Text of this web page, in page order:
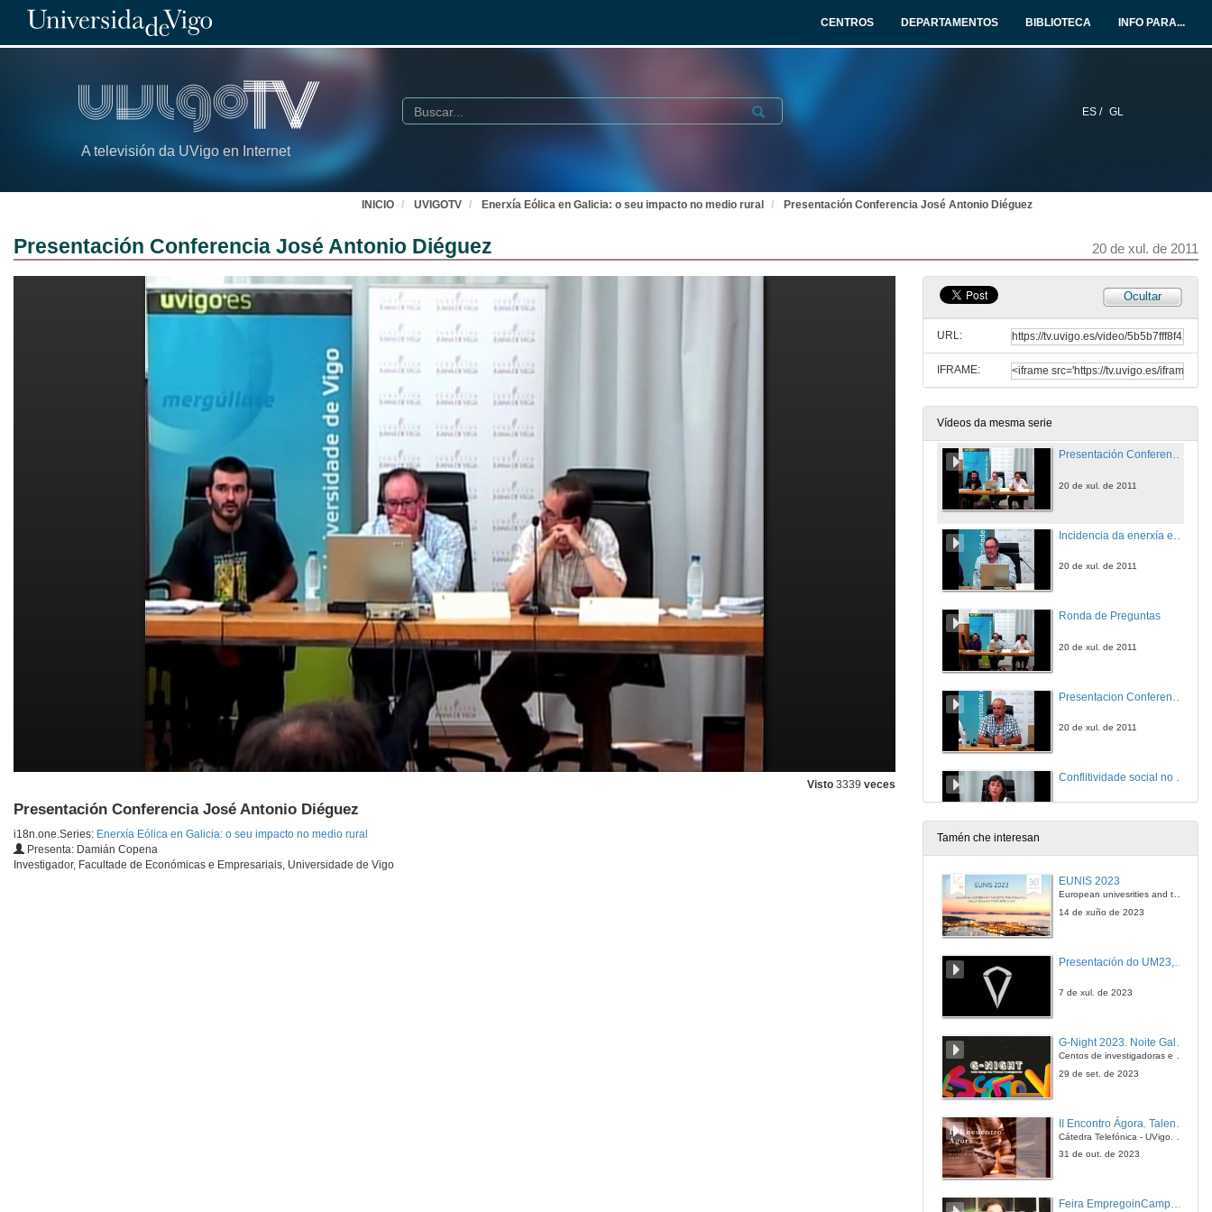
CENTROS DEPARTAMENTOS BIBLIOTECA INFO PARA...
A televisión da UVigo en Internet
ES / GL
Buscar Submit
INICIO UVIGOTV Enerxía Eólica en Galicia: o seu impacto no medio rural Presentación Conferencia José Antonio Diéguez
Presentación Conferencia José Antonio Diéguez 20 de xul. de 2011
Visto 3339 veces
Presentación Conferencia José Antonio Diéguez
i18n.one.Series: Enerxía Eólica en Galicia: o seu impacto no medio rural
Presenta: Damián Copena
Investigador, Facultade de Económicas e Empresariais, Universidade de Vigo
Ocultar
URL:
IFRAME:
Vídeos da mesma serie
Presentación Conferencia Calixto Escariz
20 de xul. de 2011
Presentación Conferencia José Luis Corral
Incidencia da enerxía eólica no desenvolvemento rural. O punto de vista dos propietarios.
20 de xul. de 2011
Presentación Conferencia José Antonio Diéguez
20 de xul. de 2011
20 de xul. de 2011
Ronda de Preguntas
20 de xul. de 2011
20 de xul. de 2011
Conflitividade social no proxecto eólico de Hort de Sant Joan
Virtudes y defectos de la energía eólica. El caso valenciano
20 de xul. de 2011
20 de xul. de 2011
20 de xul. de 2011
Tamén che interesan
EUNIS 2023
European univesrities and the digital transformation: challenges and opportunities ahead
14 de xuño de 2023
7 de xul. de 2023
G-Night 2023. Noite Galega das Persoas Investigadoras. Conciencias creativas
Centos de investigadoras e investigadores, decenas de actividades e sete cidades
29 de set. de 2023
Cátedra Telefónica - UVigo. Espazos de innovación
31 de out. de 2023
Feira EmpregoinCampus Vigo 2024